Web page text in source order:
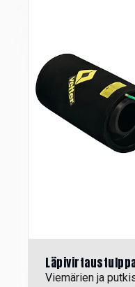
Läpivirtaustulppa
Viemärien ja